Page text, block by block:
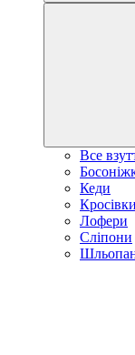
Все
Кеди
Кросівки
Лофери
Сліпони